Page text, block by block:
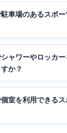
車場のあるスポ
ャワーやロッカ
か？
室を利用できる